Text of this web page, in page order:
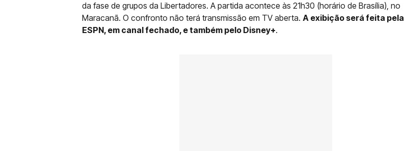
da fase de grupos da Libertadores. A partida acontece às 21h30 (horário de Brasília), no
Maracanã. O confronto não terá transmissão em TV aberta. A exibição será feita pela
ESPN, em canal fechado, e também pelo Disney+.